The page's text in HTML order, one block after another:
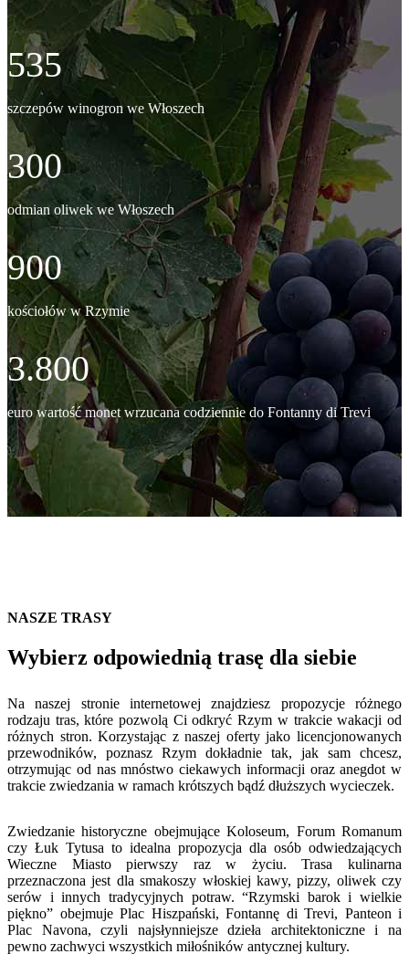
535
szczepów winogron we Włoszech
300
odmian oliwek we Włoszech
900
kościołów w Rzymie
3.800
euro wartość monet wrzucana codziennie do Fontanny di Trevi
NASZE TRASY
Wybierz odpowiednią trasę dla siebie
Na naszej stronie internetowej znajdziesz propozycje różnego
rodzaju tras, które pozwolą Ci odkryć Rzym w trakcie wakacji od
różnych stron. Korzystając z naszej oferty jako licencjonowanych
przewodników, poznasz Rzym dokładnie tak, jak sam chcesz,
otrzymując od nas mnóstwo ciekawych informacji oraz anegdot w
trakcie zwiedzania w ramach krótszych bądź dłuższych wycieczek.
Zwiedzanie historyczne obejmujące Koloseum, Forum Romanum
czy Łuk Tytusa to idealna propozycja dla osób odwiedzających
Wieczne Miasto pierwszy raz w życiu. Trasa kulinarna
przeznaczona jest dla smakoszy włoskiej kawy, pizzy, oliwek czy
serów i innych tradycyjnych potraw. “Rzymski barok i wielkie
piękno” obejmuje Plac Hiszpański, Fontannę di Trevi, Panteon i
Plac Navona, czyli najsłynniejsze dzieła architektoniczne i na
pewno zachwyci wszystkich miłośników antycznej kultury.